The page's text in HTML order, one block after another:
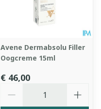
Avene Dermabsolu Filler
Oogcreme 15ml
€ 46,00